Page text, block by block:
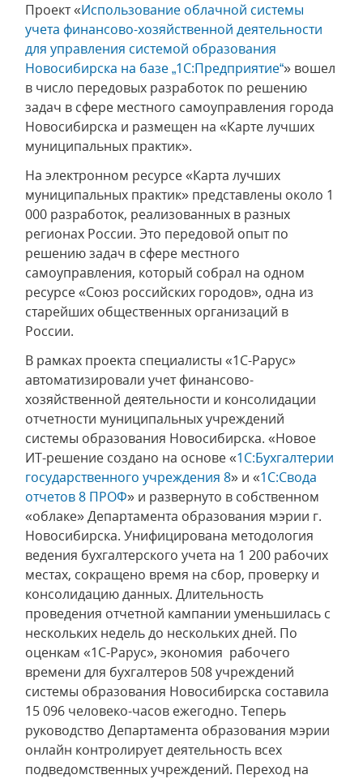
Проект «Использование облачной системы
учета финансово-хозяйственной деятельности
для управления системой образования
Новосибирска на базе „1С:Предприятие“» вошел
в число передовых разработок по решению
задач в сфере местного самоуправления города
Новосибирска и размещен на «Карте лучших
муниципальных практик».
На электронном ресурсе «Карта лучших
муниципальных практик» представлены около 1
000 разработок, реализованных в разных
регионах России. Это передовой опыт по
решению задач в сфере местного
самоуправления, который собрал на одном
ресурсе «Союз российских городов», одна из
старейших общественных организаций в
России.
В рамках проекта специалисты «1С-Рарус»
автоматизировали учет финансово-
хозяйственной деятельности и консолидации
отчетности муниципальных учреждений
системы образования Новосибирска. «Новое
ИТ-решение создано на основе «1С:Бухгалтерии
государственного учреждения 8» и «1С:Свода
отчетов 8 ПРОФ» и развернуто в собственном
«облаке» Департамента образования мэрии г.
Новосибирска. Унифицирована методология
ведения бухгалтерского учета на 1 200 рабочих
местах, сокращено время на сбор, проверку и
консолидацию данных. Длительность
проведения отчетной кампании уменьшилась с
нескольких недель до нескольких дней. По
оценкам «1С-Рарус», экономия рабочего
времени для бухгалтеров 508 учреждений
системы образования Новосибирска составила
15 096 человеко-часов ежегодно. Теперь
руководство Департамента образования мэрии
онлайн контролирует деятельность всех
подведомственных учреждений. Переход на